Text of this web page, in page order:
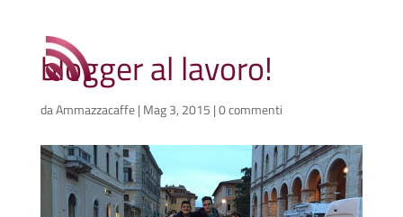
blogger al lavoro!
daAmmazzacaffe| Mag 3, 2015 |0 commenti